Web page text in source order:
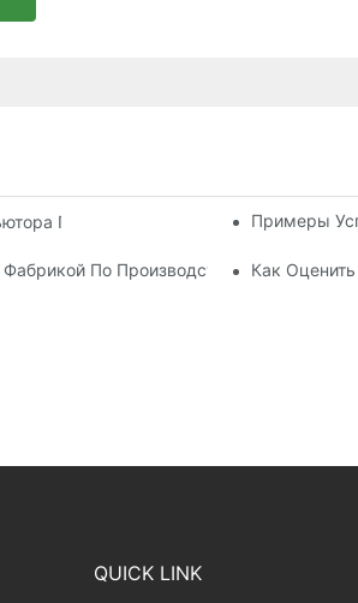
Пляжных Зонтов Для Нужд Вашего
Примеры
По Производству Шезлонгов
Как
QUICK LINK